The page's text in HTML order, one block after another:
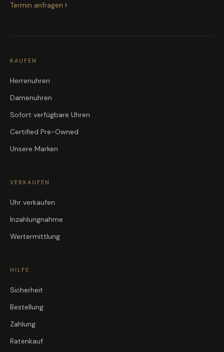
Termin anfragen
KAUFEN
Herrenuhren
Damenuhren
Sofort verfügbare Uhren
Certified Pre-Owned
Unsere Marken
VERKAUFEN
Uhr verkaufen
Inzahlungnahme
Wertermittlung
HILFE
Sicherheit
Bestellung
Zahlung
Ratenkauf